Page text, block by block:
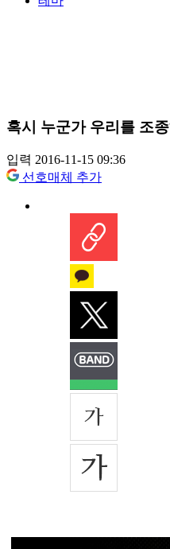
혹시 누군가 우리를 조
입력 2016-11-15 09:36
선호매체 추가